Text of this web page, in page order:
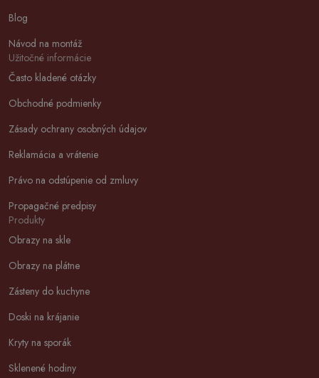
Blog
Návod na montáž
Užitočné informácie
Často kladené otázky
Obchodné podmienky
Zásady ochrany osobných údajov
Reklamácia a vrátenie
Právo na odstúpenie od zmluvy
Propagačné predpisy
Produkty
Obrazy na skle
Obrazy na plátne
Zásteny do kuchyne
Doski na krájanie
Kryty na sporák
Sklenené hodiny